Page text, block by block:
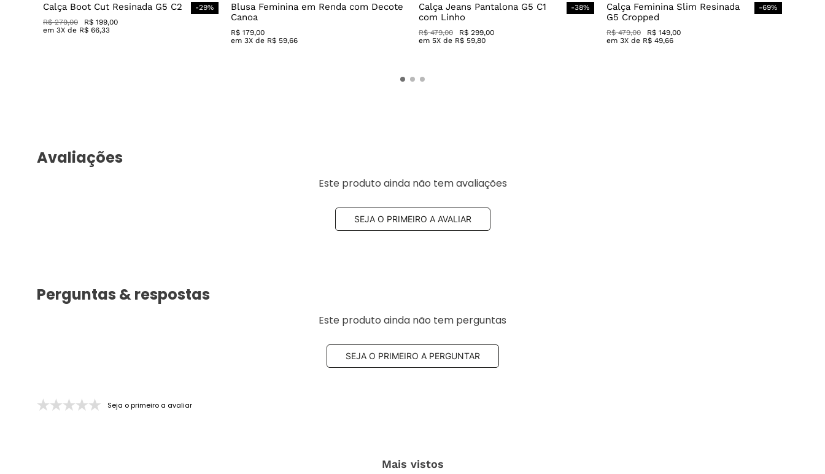
Calça Boot Cut Resinada G5 C2 -29%
R$ 279,00 R$ 199,00
em3X de R$ 66,33
Blusa Feminina em Renda com Decote
Canoa
R$ 179,00
em3X de R$ 59,66
Calça Jeans Pantalona G5 C1
com Linho
-38%
R$ 479,00 R$ 299,00
em 5X de R$ 59,80
Calça Feminina Slim Resinada
G5 Cropped
-69%
R$ 479,00 R$ 149,00
em3X de R$ 49,66
Avaliações
Este produto ainda não tem avaliações
SEJA O PRIMEIRO A AVALIAR
Perguntas & respostas
Este produto ainda não tem perguntas
SEJA O PRIMEIRO A PERGUNTAR
Seja o primeiro a avaliar
Mais vistos